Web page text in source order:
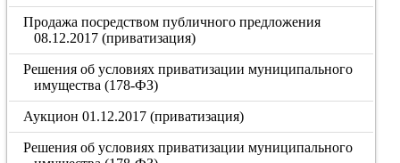
Продажа посредством публичного предложения
08.12.2017 (приватизация)
Решения об условиях приватизации муниципального
имущества (178-ФЗ)
Аукцион 01.12.2017 (приватизация)
Решения об условиях приватизации муниципального